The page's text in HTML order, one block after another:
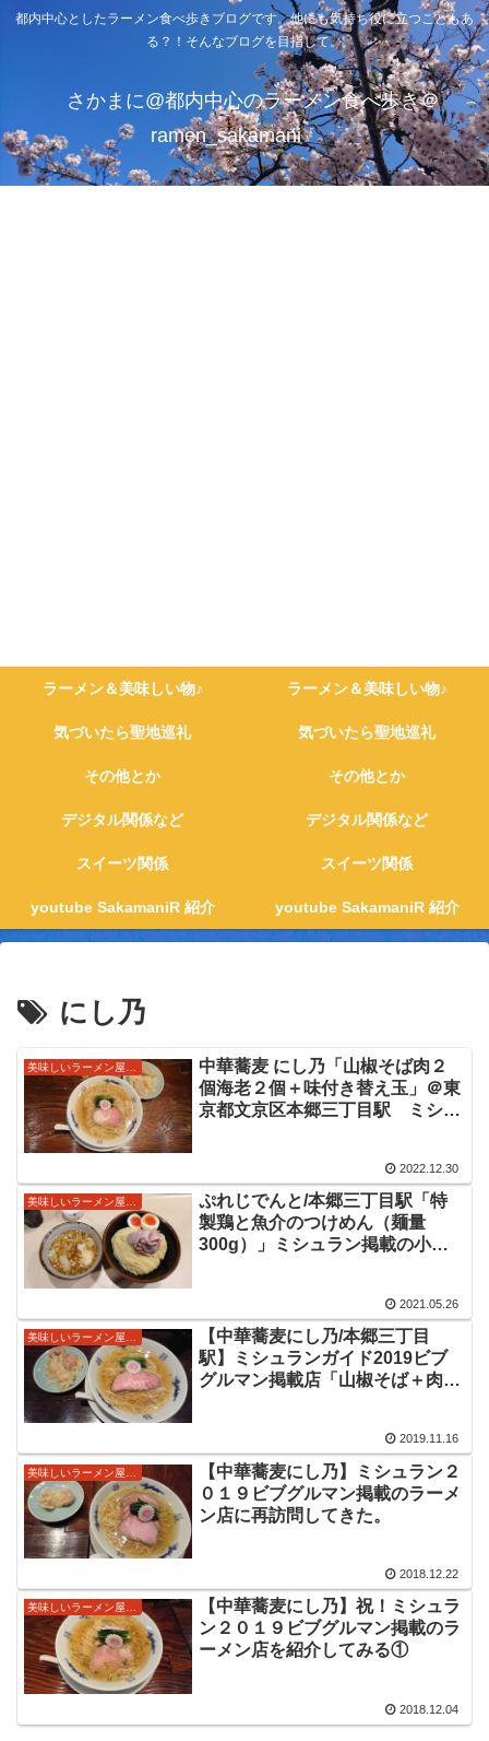
都内中心としたラーメン食べ歩きブログです。他にも気持ち役に立つこともあ
る？！そんなブログを目指して。
さかまに@都内中心のラーメン食べ歩き＠
ramen_sakamani
ラーメン＆美味しい物♪ ラーメン＆美味しい物♪
気づいたら聖地巡礼 気づいたら聖地巡礼
その他とか その他とか
デジタル関係など デジタル関係など
スイーツ関係 スイーツ関係
youtube SakamaniR 紹介 youtube SakamaniR 紹介
にし乃
中華蕎麦 にし乃「山椒そば肉２
個海老２個＋味付き替え玉」＠東
京都文京区本郷三丁目駅 ミシュ
こいけのいえけい系列。出汁旨味
ふくよかに山椒香る美味しいラー
メンをいただきました。
2022.12.30
美味しいラーメン屋さん
ぷれじでんと/本郷三丁目駅「特
製鶏と魚介のつけめん（麺量
300g）」ミシュラン掲載の小池
旨味が美味しいスープ、特製具材
のワンタンも美味しいつけ麺をい
ただきました。
2021.05.26
【中華蕎麦にし乃/本郷三丁目
駅】ミシュランガイド2019ビブ
グルマン掲載店「山椒そば＋肉・
×魚介乾物などのスープに山椒が
心地のよい一杯をいただいてきま
した。
2019.11.16
【中華蕎麦にし乃】ミシュラン２
０１９ビブグルマン掲載のラーメ
ン店に再訪問してきた。
2018.12.22
美味しいラーメン屋さん
【中華蕎麦にし乃】祝！ミシュラ
ン２０１９ビブグルマン掲載のラ
ーメン店を紹介してみる①
2018.12.04